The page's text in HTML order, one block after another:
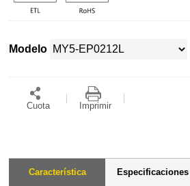
Modelo
Cuota Imprimir
Característica Especificaciones